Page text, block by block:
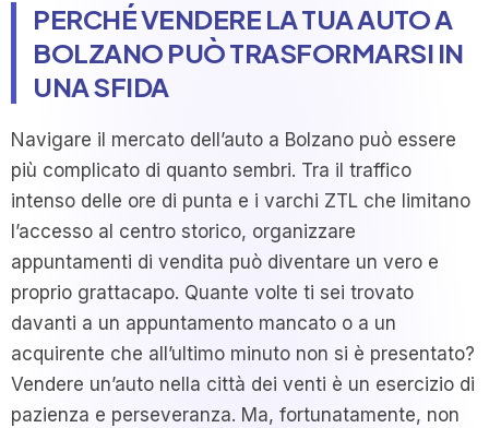
PERCHÉ VENDERE LA TUA AUTO A
BOLZANO PUÒ TRASFORMARSI IN
UNA SFIDA
Navigare il mercato dell’auto a Bolzano può essere
più complicato di quanto sembri. Tra il traffico
intenso delle ore di punta e i varchi ZTL che limitano
l’accesso al centro storico, organizzare
appuntamenti di vendita può diventare un vero e
proprio grattacapo. Quante volte ti sei trovato
davanti a un appuntamento mancato o a un
acquirente che all’ultimo minuto non si è presentato?
Vendere un’auto nella città dei venti è un esercizio di
pazienza e perseveranza. Ma, fortunatamente, non